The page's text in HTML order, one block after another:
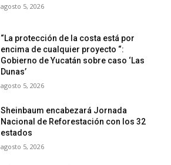
agosto 5, 2026
“La protección de la costa está por
encima de cualquier proyecto “:
Gobierno de Yucatán sobre caso ‘Las
Dunas’
agosto 5, 2026
Sheinbaum encabezará Jornada
Nacional de Reforestación con los 32
estados
agosto 5, 2026